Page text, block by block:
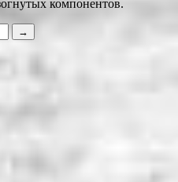
компонентов.